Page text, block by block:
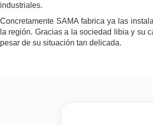
industriales.
Concretamente SAMA fabrica ya las
la región. Gracias a la sociedad libia y su
pesar de su situación tan delicada.